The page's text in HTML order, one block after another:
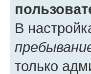
В
только